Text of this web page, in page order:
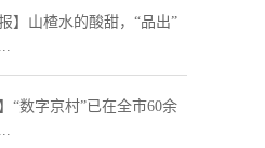
】山楂水的酸甜，“品出”
“数字京村”已在全市60余